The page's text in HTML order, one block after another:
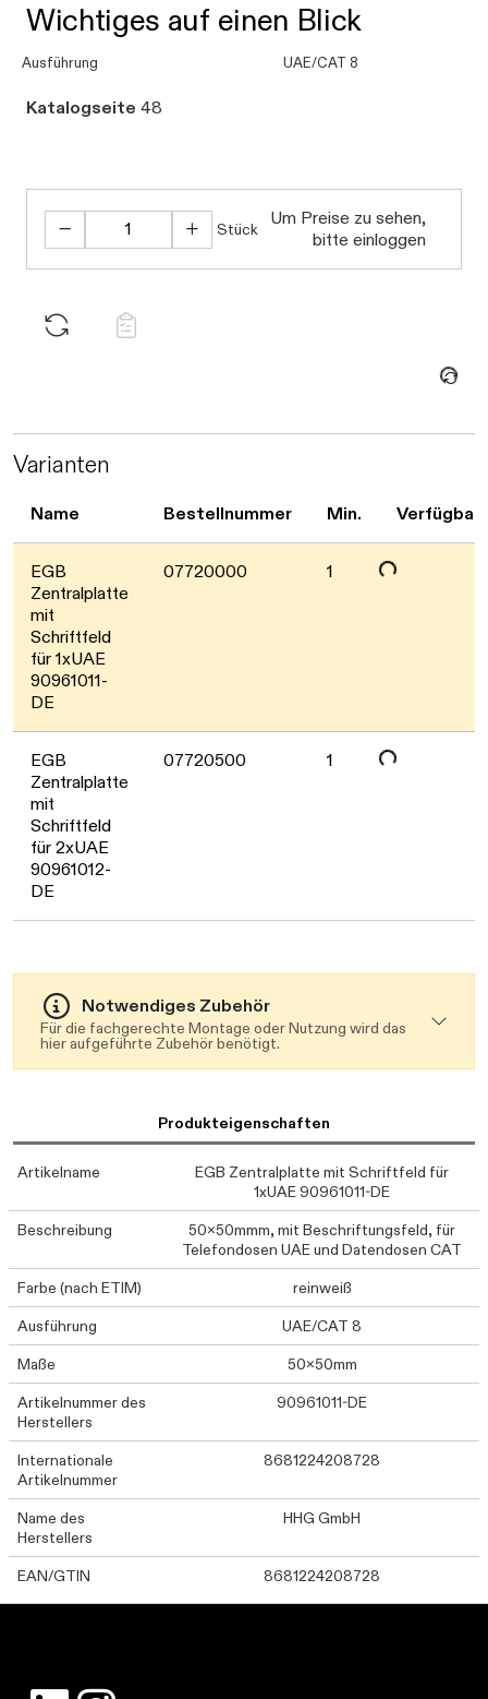
Wichtiges auf einen Blick
Ausführung UAE/CAT 8
Katalogseite 48
Stück
Um Preise zu sehen,
bitte einloggen
Daten werden geladen. Bitte warten...
Varianten
Name Bestellnummer Min.
EGB
Zentralplatte
mit
Schriftfeld
für 1xUAE
90961011-
DE
07720000 1
Daten werden geladen. Bitte warten...
EGB
Zentralplatte
mit
Schriftfeld
für 2xUAE
90961012-
DE
07720500 1
Daten werden geladen. Bitte warten...
Notwendiges Zubehör
Für die fachgerechte Montage oder Nutzung wird das
hier aufgeführte Zubehör benötigt.
Produkteigenschaften
Artikelname
EGB Zentralplatte mit Schriftfeld für
1xUAE 90961011-DE
Beschreibung
50x50mmm, mit Beschriftungsfeld, für
Telefondosen UAE und Datendosen CAT
Farbe (nach ETIM)
reinweiß
Ausführung
UAE/CAT 8
Maße
50x50mm
Artikelnummer des
Herstellers
90961011-DE
Internationale
Artikelnummer
8681224208728
Name des
Herstellers
HHG GmbH
EAN/GTIN 8681224208728